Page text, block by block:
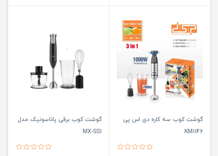
گوشت کوب سه کاره دی اس پی
KM1146
گوشت کوب برقی پاناسونیک مدل
MX-SS1